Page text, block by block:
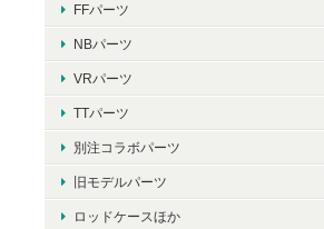
FFパーツ
NBパーツ
VRパーツ
TTパーツ
別注コラボパーツ
旧モデルパーツ
ロッドケースほか